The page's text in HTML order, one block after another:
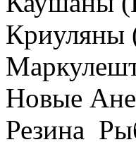
Криуляны
Новые
Резина